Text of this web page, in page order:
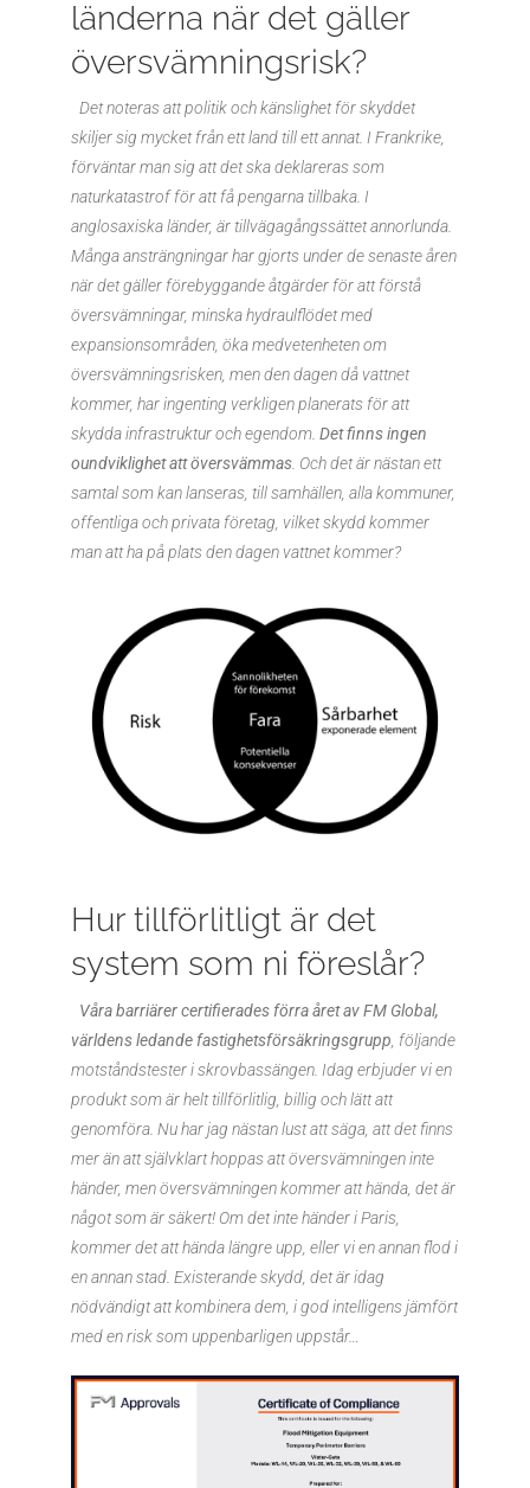
länderna när det gäller
översvämningsrisk?
Det noteras att politik och känslighet för skyddet
skiljer sig mycket från ett land till ett annat. I Frankrike,
förväntar man sig att det ska deklareras som
naturkatastrof för att få pengarna tillbaka. I
anglosaxiska länder, är tillvägagångssättet annorlunda.
Många ansträngningar har gjorts under de senaste åren
när det gäller förebyggande åtgärder för att förstå
översvämningar, minska hydraulflödet med
expansionsområden, öka medvetenheten om
översvämningsrisken, men den dagen då vattnet
kommer, har ingenting verkligen planerats för att
skydda infrastruktur och egendom. Det finns ingen
oundviklighet att översvämmas . Och det är nästan ett
samtal som kan lanseras, till samhällen, alla kommuner,
offentliga och privata företag, vilket skydd kommer
man att ha på plats den dagen vattnet kommer?
Hur tillförlitligt är det
system som ni föreslår?
Våra barriärer certifierades förra året av FM Global,
världens ledande fastighetsförsäkringsgrupp , följande
motståndstester i skrovbassängen. Idag erbjuder vi en
produkt som är helt tillförlitlig, billig och lätt att
genomföra. Nu har jag nästan lust att säga, att det finns
mer än att självklart hoppas att översvämningen inte
händer, men översvämningen kommer att hända, det är
något som är säkert! Om det inte händer i Paris,
kommer det att hända längre upp, eller vi en annan flod i
en annan stad. Existerande skydd, det är idag
nödvändigt att kombinera dem, i god intelligens jämfört
med en risk som uppenbarligen uppstår…